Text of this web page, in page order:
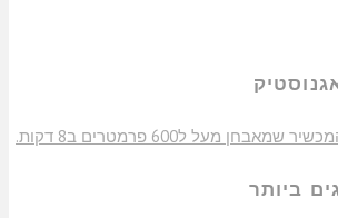
ביותר